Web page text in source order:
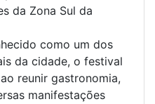
da Zona Sul da
como um dos
da cidade, o festival
reunir gastronomia,
manifestações